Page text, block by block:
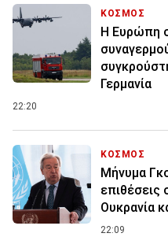
ΚΟΣΜΟΣ
Η Ευρώπη
Γερμανία
22:20
ΚΟΣΜΟΣ
Μήνυμα
Ουκρανία
22:09